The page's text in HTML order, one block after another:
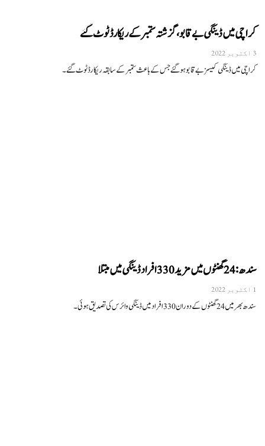
کراچی میں ڈینگی بے قابو، گزشتہ ستمبر کے ریکارڈ ٹوٹ گئے
3 اکتوبر 2022
کراچی میں ڈینگی کیسز بے قابو ہوگئے جس کے باعث ستمبر کے سابقہ ریکارڈ ٹوٹ گئے۔
سندھ: 24گھنٹوں میں مزید 330 افراد ڈینگی میں مبتلا
1 اکتوبر 2022
سندھ بھر میں 24 گھنٹوں کے دوران 330 افراد میں ڈینگی وائرس کی تصدیق ہوئی۔